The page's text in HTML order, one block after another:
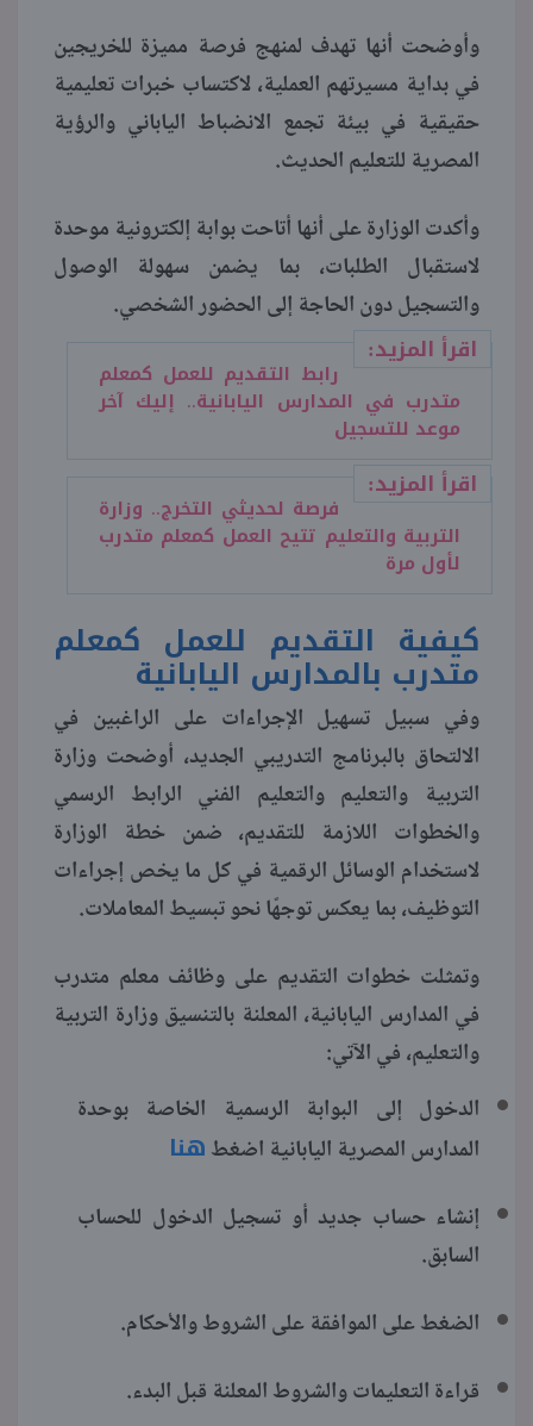
وأوضحت أنها تهدف لمنهج فرصة مميزة للخريجين
في بداية مسيرتهم العملية، لاكتساب خبرات تعليمية
حقيقية في بيئة تجمع الانضباط الياباني والرؤية
المصرية للتعليم الحديث.
وأكدت الوزارة على أنها أتاحت بوابة إلكترونية موحدة
لاستقبال الطلبات، بما يضمن سهولة الوصول
والتسجيل دون الحاجة إلى الحضور الشخصي.
اقرأ المزيد:
رابط التقديم للعمل كمعلم
متدرب في المدارس اليابانية.. إليك آخر
موعد للتسجيل
اقرأ المزيد:
فرصة لحديثي التخرج.. وزارة
التربية والتعليم تتيح العمل كمعلم متدرب
لأول مرة
كيفية التقديم للعمل كمعلم
متدرب بالمدارس اليابانية
وفي سبيل تسهيل الإجراءات على الراغبين في
الالتحاق بالبرنامج التدريبي الجديد، أوضحت وزارة
التربية والتعليم والتعليم الفني الرابط الرسمي
والخطوات اللازمة للتقديم، ضمن خطة الوزارة
لاستخدام الوسائل الرقمية في كل ما يخص إجراءات
التوظيف، بما يعكس توجهًا نحو تبسيط المعاملات.
وتمثلت خطوات التقديم على وظائف معلم متدرب
في المدارس اليابانية، المعلنة بالتنسيق وزارة التربية
والتعليم، في الآتي:
الدخول إلى البوابة الرسمية الخاصة بوحدة
المدارس المصرية اليابانية اضغطهنا
إنشاء حساب جديد أو تسجيل الدخول للحساب
السابق.
الضغط على الموافقة على الشروط والأحكام.
قراءة التعليمات والشروط المعلنة قبل البدء.